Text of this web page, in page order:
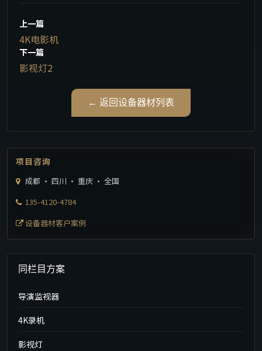
上一篇
4K电影机
下一篇
影视灯2
← 返回设备器材列表
项目咨询
成都 · 四川 · 重庆 · 全国
135-4120-4784
设备器材客户案例
同栏目方案
导演监视器
4K录机
影视灯